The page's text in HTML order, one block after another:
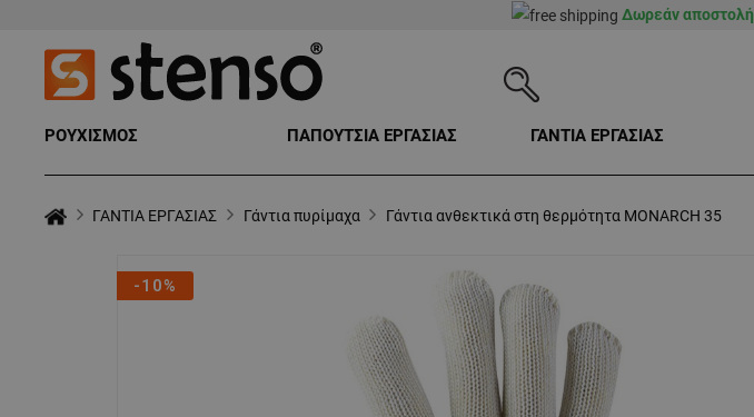
Δωρεάν αποστολή
ΡΟΥΧΙΣΜΟΣ ΠΑΠΟΥΤΣΙΑ ΕΡΓΑΣΙΑΣ ΓΑΝΤΙΑ ΕΡΓΑΣΙΑΣ
ΓΑΝΤΙΑ ΕΡΓΑΣΙΑΣ Γάντια πυρίμαχα Γάντια ανθεκτικά στη θερμότητα MONARCH 35
-10%